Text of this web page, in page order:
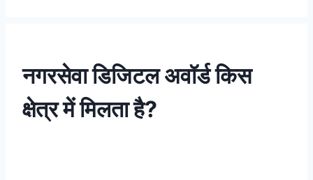
नगरसेवा डिजिटल अवॉर्ड किस
क्षेत्र में मिलता है?